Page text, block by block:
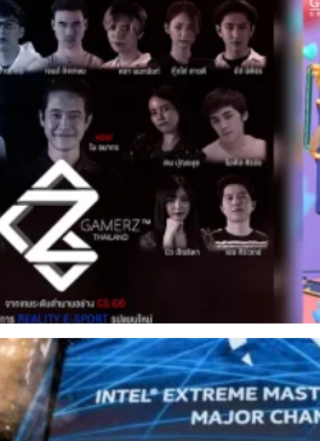
เต็มรายการออนไลน์
Thailand” และ
อเนื่อง สำหรับ “ซน” Online
ายในเครือ จีเอ็มเอ็ม แกรมมี่ ล่าสุดไ
Format จากประเทศ สหรัฐ
Format จากประเทศ สิงคโปร์ นำมาส
จ สนุกสนาน ถูกใจแฟน ๆ ที่ชื่นชอบราย
เริ่มจากรายการ Social Reality
Reality แข่งขันสานฝันให้เด็กได้
ในประเทศไทย โดยจะได้รับการสอนแ
ก Youtuber ขวัญใจวัยจิ๋ว มารับหน้า
ง “Softpomz Channel” ที่โด่งดังจา
โจ” จากช่อง “Ketchup Jo” ที่ใช้คว
ำไปทดลองและอธิบายให้เข้าใจง่าย “
ago
Masters Sydney